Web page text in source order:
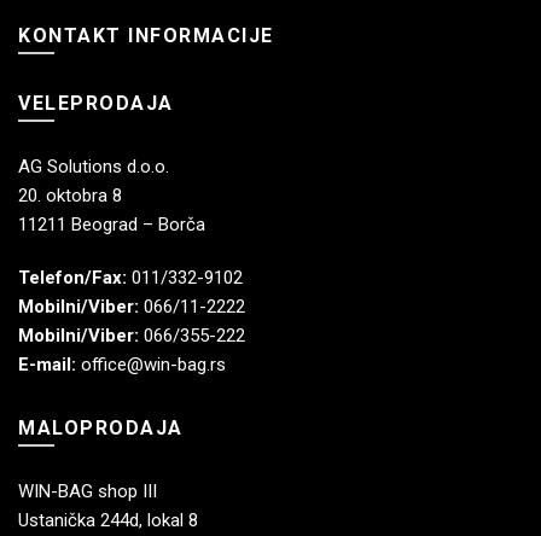
KONTAKT INFORMACIJE
VELEPRODAJA
AG Solutions d.o.o.
20. oktobra 8
11211 Beograd – Borča
Telefon/Fax: 011/332-9102
Mobilni/Viber: 066/11-2222
Mobilni/Viber: 066/355-222
E-mail: office@win-bag.rs
MALOPRODAJA
WIN-BAG shop III
Ustanička 244d, lokal 8